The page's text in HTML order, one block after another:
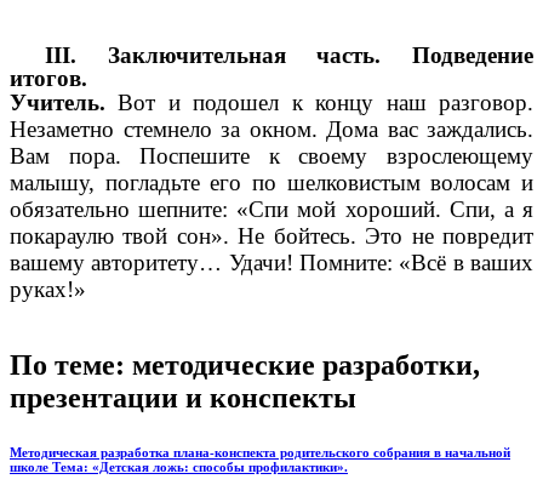
III. Заключительная часть. Подведение
итогов.
Учитель. Вот и подошел к концу наш разговор.
Незаметно стемнело за окном. Дома вас заждались.
Вам пора. Поспешите к своему взрослеющему
малышу, погладьте его по шелковистым волосам и
обязательно шепните: «Спи мой хороший. Спи, а я
покараулю твой сон». Не бойтесь. Это не повредит
вашему авторитету… Удачи! Помните: «Всё в ваших
руках!»
По теме: методические разработки,
презентации и конспекты
Методическая разработка плана-конспекта родительского собрания в начальной
школе Тема: «Детская ложь: способы профилактики».